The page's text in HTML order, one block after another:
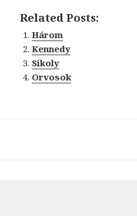
Related Posts:
Három
Kennedy
Sikoly
Orvosok